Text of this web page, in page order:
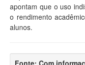
apontam que o uso
o rendimento
alunos.
Fonte: Com